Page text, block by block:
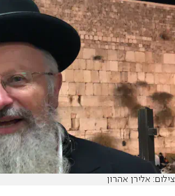
צילום: אלירן אהרון